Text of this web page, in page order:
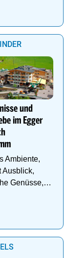
und
im Egger
Ambiente,
Ausblick,
Genüsse,